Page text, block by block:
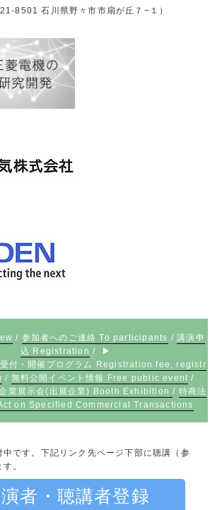
8501 石川県野々市市扇が丘７−１）
/ 参加者へのご連絡 To participants /講演申
込 Registration / ▶
受付・開催プログラム Registration fee, registr
/ 無料公開イベント情報 Free public event /
業展示会(出展企業) Booth Exhibition/ 特商法
on Specified Commercial Transactions
です。下記リンク先ページ下部に聴講（参
。
者・聴講者登録